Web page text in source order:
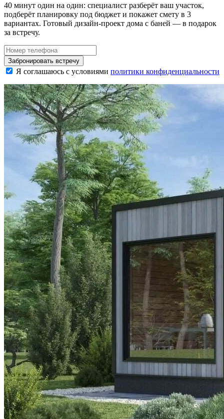
40 минут один на один: специалист разберёт ваш участок,
подберёт планировку под бюджет и покажет смету в 3
вариантах. Готовый дизайн-проект дома с баней — в подарок
за встречу.
Забронировать встречу
Я соглашаюсь с условиями политики конфиденциальности